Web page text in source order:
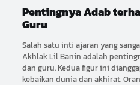
Pentingnya Adab
Guru
Salah satu inti ajaran yang
Akhlak Lil Banin adalah
dan guru. Kedua figur ini
kebaikan dunia dan akhirat.